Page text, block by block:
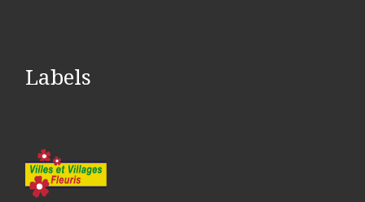
Labels